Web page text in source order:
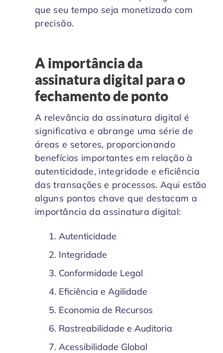
que seu tempo seja monetizado com
precisão.
A importância da
assinatura digital para o
fechamento de ponto
A relevância da assinatura digital é
significativa e abrange uma série de
áreas e setores, proporcionando
benefícios importantes em relação à
autenticidade, integridade e eficiência
das transações e processos. Aqui estão
alguns pontos chave que destacam a
importância da assinatura digital:
Autenticidade
Integridade
Conformidade Legal
Eficiência e Agilidade
Economia de Recursos
Rastreabilidade e Auditoria
Acessibilidade Global